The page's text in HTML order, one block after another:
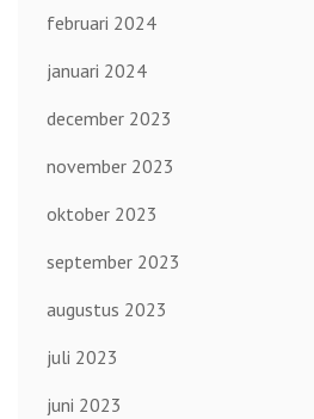
februari 2024
januari 2024
december 2023
november 2023
oktober 2023
september 2023
augustus 2023
juli 2023
juni 2023